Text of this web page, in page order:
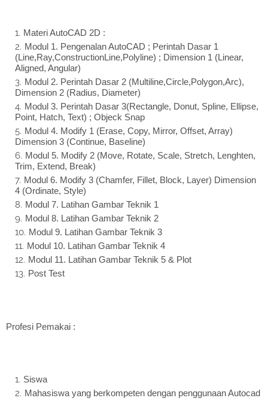
Materi AutoCAD 2D :
Modul 1. Pengenalan AutoCAD ; Perintah Dasar 1
(Line,Ray,ConstructionLine,Polyline) ; Dimension 1 (Linear,
Aligned, Angular)
Modul 2. Perintah Dasar 2 (Multiline,Circle,Polygon,Arc),
Dimension 2 (Radius, Diameter)
Modul 3. Perintah Dasar 3(Rectangle, Donut, Spline, Ellipse,
Point, Hatch, Text) ; Objeck Snap
Modul 4. Modify 1 (Erase, Copy, Mirror, Offset, Array)
Dimension 3 (Continue, Baseline)
Modul 5. Modify 2 (Move, Rotate, Scale, Stretch, Lenghten,
Trim, Extend, Break)
Modul 6. Modify 3 (Chamfer, Fillet, Block, Layer) Dimension
4 (Ordinate, Style)
Modul 7. Latihan Gambar Teknik 1
Modul 8. Latihan Gambar Teknik 2
Modul 9. Latihan Gambar Teknik 3
Modul 10. Latihan Gambar Teknik 4
Modul 11. Latihan Gambar Teknik 5 & Plot
Post Test
Profesi Pemakai :
Siswa
Mahasiswa yang berkompeten dengan penggunaan Autocad